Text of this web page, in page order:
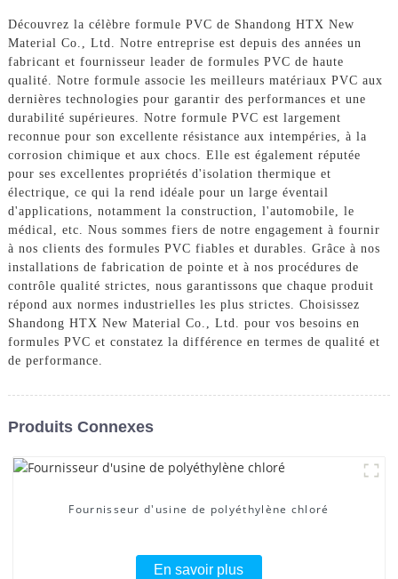
Découvrez la célèbre formule PVC de Shandong HTX New
Material Co., Ltd. Notre entreprise est depuis des années un
fabricant et fournisseur leader de formules PVC de haute
qualité. Notre formule associe les meilleurs matériaux PVC aux
dernières technologies pour garantir des performances et une
durabilité supérieures. Notre formule PVC est largement
reconnue pour son excellente résistance aux intempéries, à la
corrosion chimique et aux chocs. Elle est également réputée
pour ses excellentes propriétés d'isolation thermique et
électrique, ce qui la rend idéale pour un large éventail
d'applications, notamment la construction, l'automobile, le
médical, etc. Nous sommes fiers de notre engagement à fournir
à nos clients des formules PVC fiables et durables. Grâce à nos
installations de fabrication de pointe et à nos procédures de
contrôle qualité strictes, nous garantissons que chaque produit
répond aux normes industrielles les plus strictes. Choisissez
Shandong HTX New Material Co., Ltd. pour vos besoins en
formules PVC et constatez la différence en termes de qualité et
de performance.
Produits Connexes
Fournisseur d'usine de polyéthylène chloré
En savoir plus